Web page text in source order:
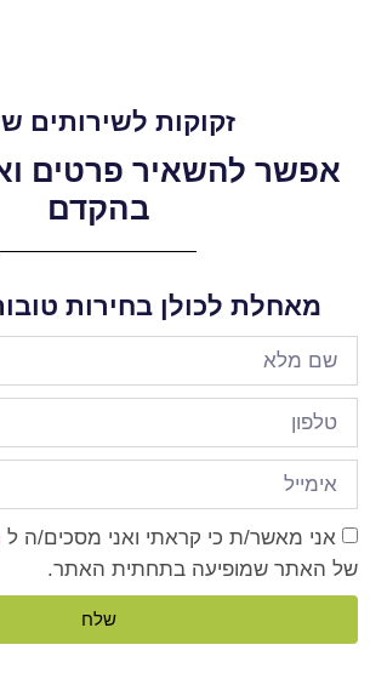
זקוקות לשירותים
אפשר להשאיר פרטים
בהקדם
מאחלת לכולן בחירות
אני מאשר/ת כי קראתי ואני מסכים/ה ל
של האתר שמופיעה בתחתית האתר.
שלח